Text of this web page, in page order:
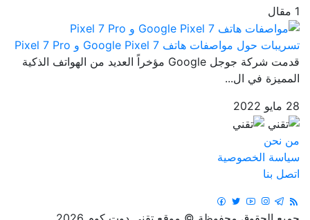
1 مقال
تسريبات حول مواصفات هاتف Google Pixel 7 و Pixel 7 Pro
قدمت شركة جوجل Google مؤخراً العديد من الهواتف الذكية
المميزة في ال...
28 مايو 2022
من نحن
سياسة الخصوصية
اتصل بنا